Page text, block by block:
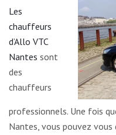
Les
chauffeurs
d’Allo VTC
Nantes sont
des
chauffeurs
professionnels. Une fois
Nantes, vous pouvez